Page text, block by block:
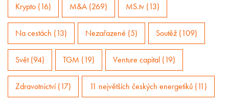
Krypto (16) M&A (269) MS.tv (13)
Na cestách (13) Nezařazené (5) Soutěž (109)
Svět (94) TGM (19) Venture capital (19)
Zdravotnictví (17) 11 největších českých energetiků (11)